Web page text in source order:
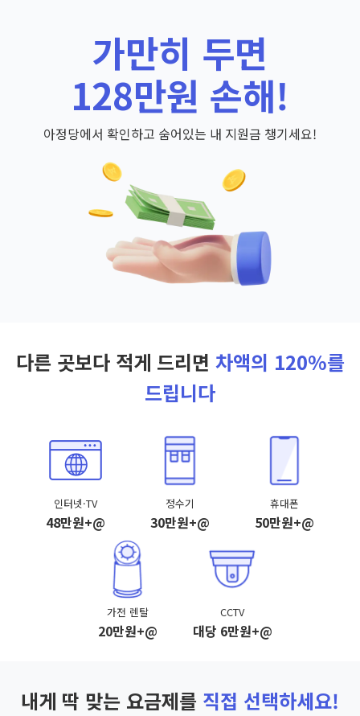
가만히 두면
128만원 손해!
아정당에서 확인하고 숨어있는 내 지원금 챙기세요!
다른 곳보다 적게 드리면 차액의 120%를
드립니다
인터넷·TV
48만원+@
정수기
30만원+@
휴대폰
50만원+@
가전 렌탈
20만원+@
CCTV
대당 6만원+@
내게 딱 맞는 요금제를 직접 선택하세요!